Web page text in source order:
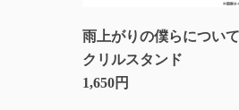
雨上がりの僕らについ
クリルスタンド
1,650円